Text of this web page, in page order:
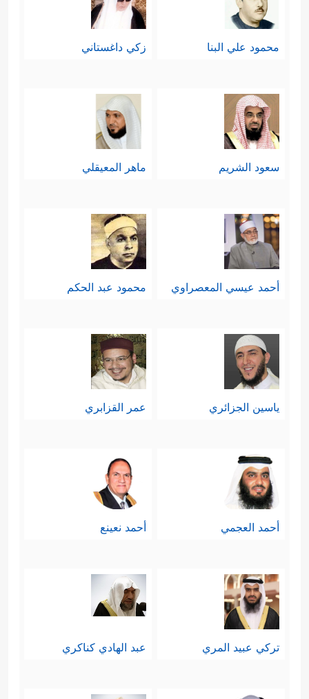
محمود علي البنا زكي داغستاني
سعود الشريم ماهر المعيقلي
أحمد عيسي المعصراوي محمود عبد الحكم
ياسين الجزائري عمر القزابري
أحمد العجمي أحمد نعينع
تركي عبيد المري عبد الهادي كناكري